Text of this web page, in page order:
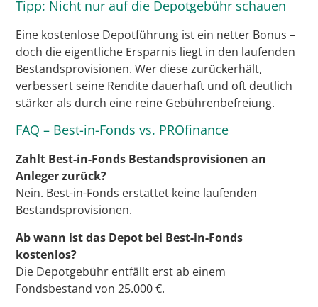
Tipp: Nicht nur auf die Depotgebühr schauen
Eine kostenlose Depotführung ist ein netter Bonus –
doch die eigentliche Ersparnis liegt in den laufenden
Bestandsprovisionen. Wer diese zurückerhält,
verbessert seine Rendite dauerhaft und oft deutlich
stärker als durch eine reine Gebührenbefreiung.
FAQ – Best-in-Fonds vs. PROfinance
Zahlt Best-in-Fonds Bestandsprovisionen an
Anleger zurück?
Nein. Best-in-Fonds erstattet keine laufenden
Bestandsprovisionen.
Ab wann ist das Depot bei Best-in-Fonds
kostenlos?
Die Depotgebühr entfällt erst ab einem
Fondsbestand von 25.000 €.